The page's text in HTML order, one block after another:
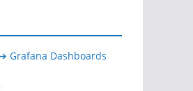
Grafana Dashboards